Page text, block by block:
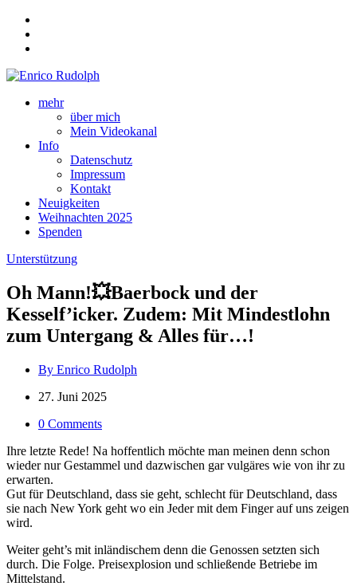
mehr
über mich
Mein Videokanal
Info
Datenschutz
Impressum
Kontakt
Neuigkeiten
Weihnachten 2025
Spenden
Unterstützung
Oh Mann!💥Baerbock und der
Kesself’icker. Zudem: Mit Mindestlohn
zum Untergang & Alles für…!
By Enrico Rudolph
27. Juni 2025
0 Comments
Ihre letzte Rede! Na hoffentlich möchte man meinen denn schon
wieder nur Gestammel und dazwischen gar vulgäres wie von ihr zu
erwarten.
Gut für Deutschland, dass sie geht, schlecht für Deutschland, dass
sie nach New York geht wo ein Jeder mit dem Finger auf uns zeigen
wird.
Weiter geht’s mit inländischem denn die Genossen setzten sich
durch. Die Folge. Preisexplosion und schließende Betriebe im
Mittelstand.